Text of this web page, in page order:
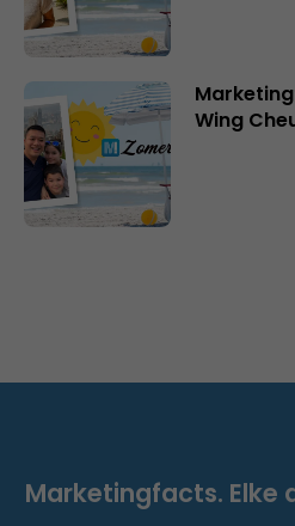
Wing
Marketingfacts. Elke